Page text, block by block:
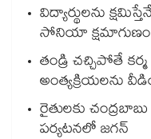
విద్యార్థులను
సోనియా
తండ్రి చచ్చిపోతే
అంత్యక్రియలను
రైతులకు
పర్యటనలో జగన్